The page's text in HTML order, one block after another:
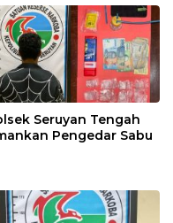
Seruyan Tengah
Pengedar Sabu